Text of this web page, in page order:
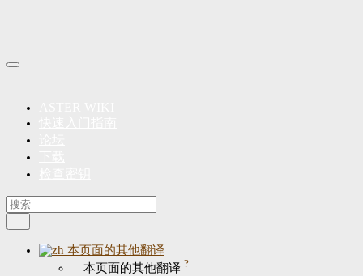
本页面的其他翻译
本页面的其他翻译 ?